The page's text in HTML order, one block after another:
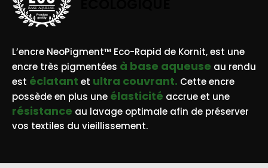
BASE AQUEUSE
L’encre NeoPigment™ Eco-Rapid de Kornit, est une
encre très pigmentées à base aqueuse au rendu
est éclatant et ultra couvrant. Cette encre
possède en plus une élasticité accrue et une
résistance au lavage optimale afin de préserver
vos textiles du vieillissement.